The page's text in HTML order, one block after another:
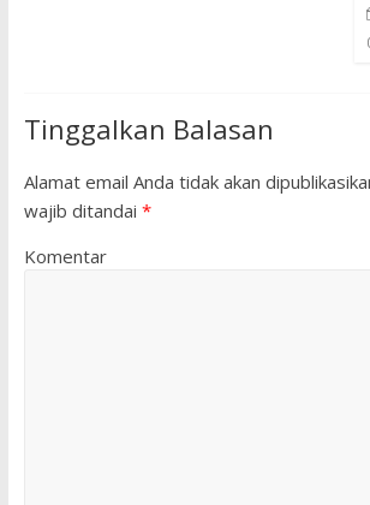
Tinggalkan Balasan
Alamat email Anda tidak akan
wajib ditandai *
Komentar